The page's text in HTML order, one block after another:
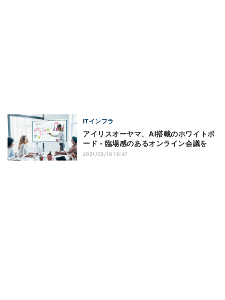
ITインフラ
アイリスオーヤマ、AI搭載のホワイトボ
ード - 臨場感のあるオンライン会議を
2021/03/18 10:47